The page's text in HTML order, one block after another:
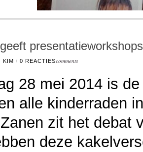
KIM / 0 REACTIEScomments
28 mei 2014 is
alle kinderraden
zit het debat
deze